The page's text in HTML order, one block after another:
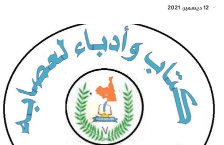
12 ديسمبر، 2021